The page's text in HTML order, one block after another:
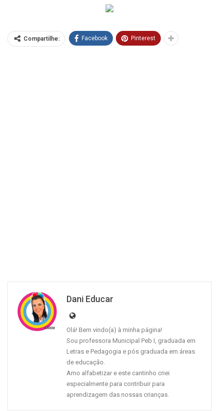
Compartilhe: Facebook Pinterest
Dani Educar
Olá! Bem vindo(a) à minha página!
Sou professora Municipal Peb I, graduada em
Letras e Pedagogia e pós graduada em áreas
de educação.
Amo alfabetizar e este cantinho criei
especialmente para contribuir para
aprendizagem das nossas crianças.